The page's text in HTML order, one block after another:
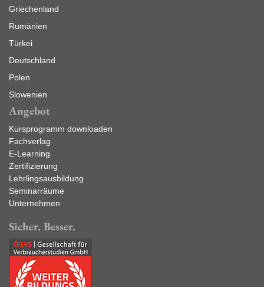
Griechenland
Rumänien
Türkei
Deutschland
Polen
Slowenien
Angebot
Kursprogramm downloaden
Fachverlag
E-Learning
Zertifizierung
Lehrlingsausbildung
Seminarräume
Unternehmen
Sicher. Besser.